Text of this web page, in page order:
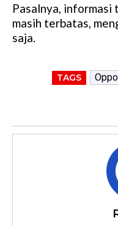
Pasalnya,
masih terbatas,
saja.
TAGS Oppo